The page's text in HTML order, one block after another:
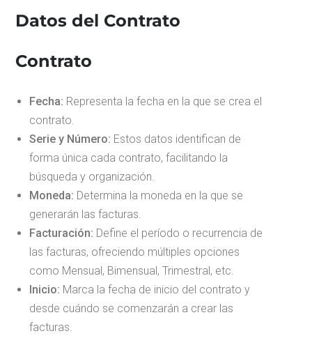
Datos del Contrato
Contrato
Fecha: Representa la fecha en la que se crea el
contrato.
Serie y Número: Estos datos identifican de
forma única cada contrato, facilitando la
búsqueda y organización.
Moneda: Determina la moneda en la que se
generarán las facturas.
Facturación: Define el período o recurrencia de
las facturas, ofreciendo múltiples opciones
como Mensual, Bimensual, Trimestral, etc.
Inicio: Marca la fecha de inicio del contrato y
desde cuándo se comenzarán a crear las
facturas.